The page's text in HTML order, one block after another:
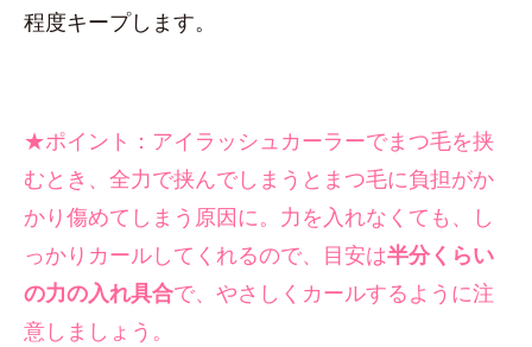
程度キープします。
★ポイント：アイラッシュカーラーでまつ毛を挟
むとき、全力で挟んでしまうとまつ毛に負担がか
かり傷めてしまう原因に。力を入れなくても、し
っかりカールしてくれるので、目安は半分くらい
の力の入れ具合で、やさしくカールするように注
意しましょう。